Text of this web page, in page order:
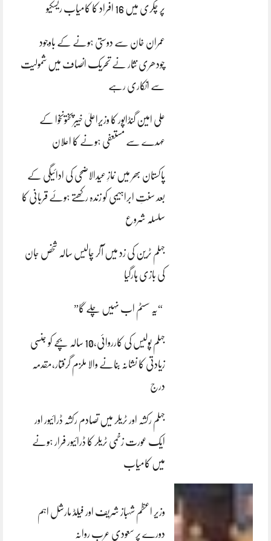
پر چکری میں 16 افراد کا کامیاب ریسکیو
عمران خان سے دوستی ہونے کے باوجود
چودھری نثار نے تحریک انصاف میں شمولیت
سے انکاری رہے
علی امین گنڈاپور کا وزیراعلیٰ خیبرپختونخوا کے
عہدے سے مستعفی ہونے کا اعلان
پاکستان بھر میں نمازِ عیدالاضحی کی ادائیگی کے
بعد سنتِ ابراہیمی کو زندہ رکھتے ہوئے قربانی کا
سلسلہ شروع
جہلم ٹرین کی زد میں آکر چالیس سالہ شخص جان
کی بازی ہارگیا
“یہ سسٹم اب نہیں چلے گا”
جہلم پولیس کی کارروائی،10 سالہ بچے کو جنسی
زیادتی کا نشانہ بنانے والا ملزم گرفتار،مقدمہ
درج
جہلم رکشہ اور ٹریلر میں تصادم رکشہ ڈرائیور اور
ایک عورت زخمی ٹریلر کا ڈرائیور فرار ہونے
میں کامیاب
وزیر اعظم شہباز شریف اور فیلڈ مارشل اہم
دورے پر سعودی عرب روانہ